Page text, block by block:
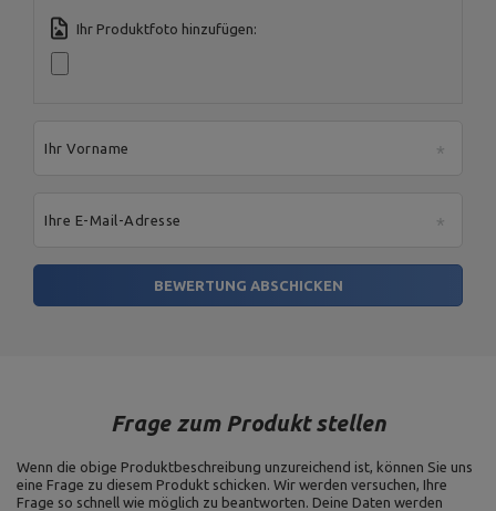
Ihr Produktfoto hinzufügen:
Ihr Vorname
Ihre E-Mail-Adresse
BEWERTUNG ABSCHICKEN
Frage zum Produkt stellen
Wenn die obige Produktbeschreibung unzureichend ist, können Sie uns
eine Frage zu diesem Produkt schicken. Wir werden versuchen, Ihre
Frage so schnell wie möglich zu beantworten. Deine Daten werden